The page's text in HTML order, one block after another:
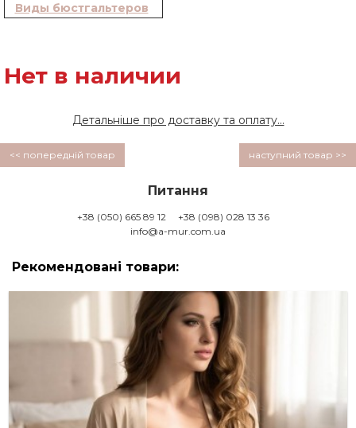
Виды бюстгальтеров
Нет в наличии
Детальніше про доставку та оплату...
<< попередній товар наступний товар >>
Питання
+38 (050) 665 89 12
+38 (098) 028 13 36
info@a-mur.com.ua
Рекомендовані товари: